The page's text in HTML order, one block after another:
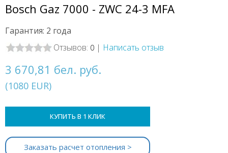
Bosch Gaz 7000 - ZWC 24-3 MFA
Гарантия: 2 года
Отзывов: 0 | Написать отзыв
3 670,81 бел. руб.
(1080 EUR)
КУПИТЬ В 1 КЛИК
Заказать расчет отопления >